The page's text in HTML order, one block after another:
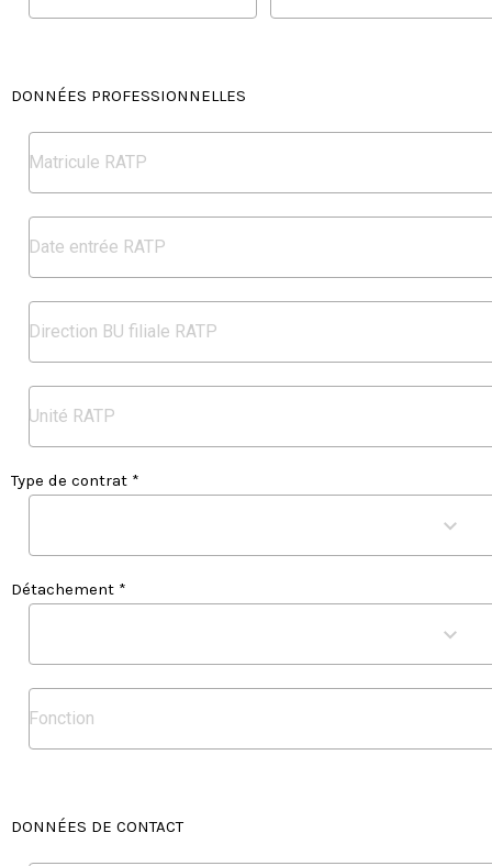
DONNÉES PROFESSIONNELLES
Type de contrat *
Détachement *
DONNÉES DE CONTACT